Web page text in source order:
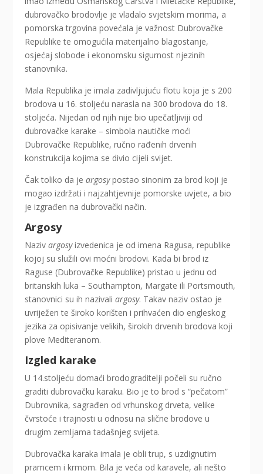
dubrovačko brodovlje je vladalo svjetskim morima, a
pomorska trgovina povećala je važnost Dubrovačke
Republike te omogućila materijalno blagostanje,
osjećaj slobode i ekonomsku sigurnost njezinih
stanovnika.
Mala Republika je imala zadivljujuću flotu koja je s 200
brodova u 16. stoljeću narasla na 300 brodova do 18.
stoljeća. Nijedan od njih nije bio upečatljiviji od
dubrovačke karake – simbola nautičke moći
Dubrovačke Republike, ručno rađenih drvenih
konstrukcija kojima se divio cijeli svijet.
Čak toliko da jeargosypostao sinonim za brod koji je
mogao izdržati i najzahtjevnije pomorske uvjete, a bio
je izgrađen na dubrovački način.
Argosy
Nazivargosyizvedenica je od imena Ragusa, republike
kojoj su služili ovi moćni brodovi. Kada bi brod iz
Raguse (Dubrovačke Republike) pristao u jednu od
britanskih luka – Southampton, Margate ili Portsmouth,
stanovnici su ih nazivaliargosy. Takav naziv ostao je
uvriježen te široko korišten i prihvaćen dio engleskog
jezika za opisivanje velikih, širokih drvenih brodova koji
plove Mediteranom.
Izgled karake
U 14.stoljeću domaći brodograditelji počeli su ručno
graditi dubrovačku karaku. Bio je to brod s “pečatom”
Dubrovnika, sagrađen od vrhunskog drveta, velike
čvrstoće i trajnosti u odnosu na slične brodove u
drugim zemljama tadašnjeg svijeta.
Dubrovačka karaka imala je obli trup, s uzdignutim
pramcem i krmom. Bila je veća od karavele, ali nešto